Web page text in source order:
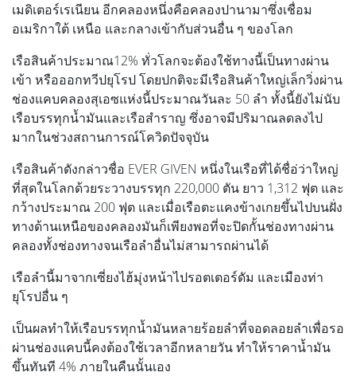
เมดิเตอร์เรเนียน อีกคลองหนึ่งคือคลองปานามาซึ่งเชื่อม
อเมริกาใต้ เหนือ และกลางเข้ากับส่วนอื่น ๆ ของโลก
เรือสินค้าประมาณ12% ทั่วโลกจะต้องใช้ทางนี้เป็นทางผ่าน
เข้า หรือออกทวีปยุโรป โดยปกติจะมีเรือสินค้าใหญ่เล็กวิ่งผ่าน
ช่องแคบคลองสุเอซแห่งนี้ประมาณวันละ 50 ลำ ทั้งนี้ยังไม่นับ
เรือบรรทุกน้ำมันและเรือสำราญ ซึ่งอาจมีปริมาณลดลงไป
มากในช่วงสถานการณ์โควิดปัจจุบัน
เรือสินค้าดังกล่าวชื่อ EVER GIVEN หนึ่งในเรือที่ได้ชื่อ่ว่าใหญ่
ที่สุดในโลกด้วยระวางบรรทุก 220,000 ตัน ยาว 1,312 ฟุต และ
กว้างประมาณ 200 ฟุต และเมื่อเรือตะแคงข้างเกยขึ้นไปบนฝั่ง
ทางด้านเหนือของคลองมันก็เพียงพอที่จะปิดกั้นช่องทางผ่าน
คลองทั้งช่องทางจนเรือลำอื่นไม่สามารถผ่านได้
เรือลำนี้มาจากเซี่ยงไฮ้มุ่งหน้าไปรอตเตอร์ดัม และเมืองท่า
ยุโรปอื่น ๆ
เป็นผลทำให้เรือบรรทุกน้ำมันหลายร้อยลำที่จอดลอยลำเพื่อรอ
ผ่านช่องแคบนี้คงต้องใช้เวลาอีกหลายวัน ทำให้ราคาน้ำมัน
ขึ้นทันที 4% ภายในคืนนั้นเอง